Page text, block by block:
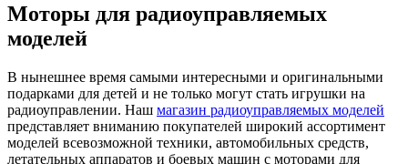
Моторы для радиоуправляемых
моделей
В нынешнее время самыми интересными и оригинальными
подарками для детей и не только могут стать игрушки на
радиоуправлении. Наш магазин радиоуправляемых моделей
представляет вниманию покупателей широкий ассортимент
моделей всевозможной техники, автомобильных средств,
летательных аппаратов и боевых машин с моторами для